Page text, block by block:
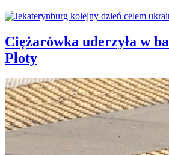
Ciężarówka uderzyła w
Płoty